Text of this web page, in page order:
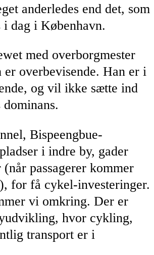
anderledes end det, som
i dag i København.
med overborgmester
er overbevisende. Han er i
og vil ikke sætte ind
Bispeengbue-
i indre by, gader
passagerer kommer
for få cykel-investeringer.
vi omkring. Der er
hvor cykling,
transport er i